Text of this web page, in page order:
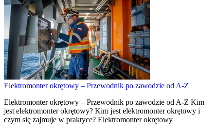
Elektromonter okrętowy – Przewodnik po zawodzie od A-Z
Elektromonter okrętowy – Przewodnik po zawodzie od A-Z Kim
jest elektromonter okrętowy? Kim jest elektromonter okrętowy i
czym się zajmuje w praktyce? Elektromonter okrętowy